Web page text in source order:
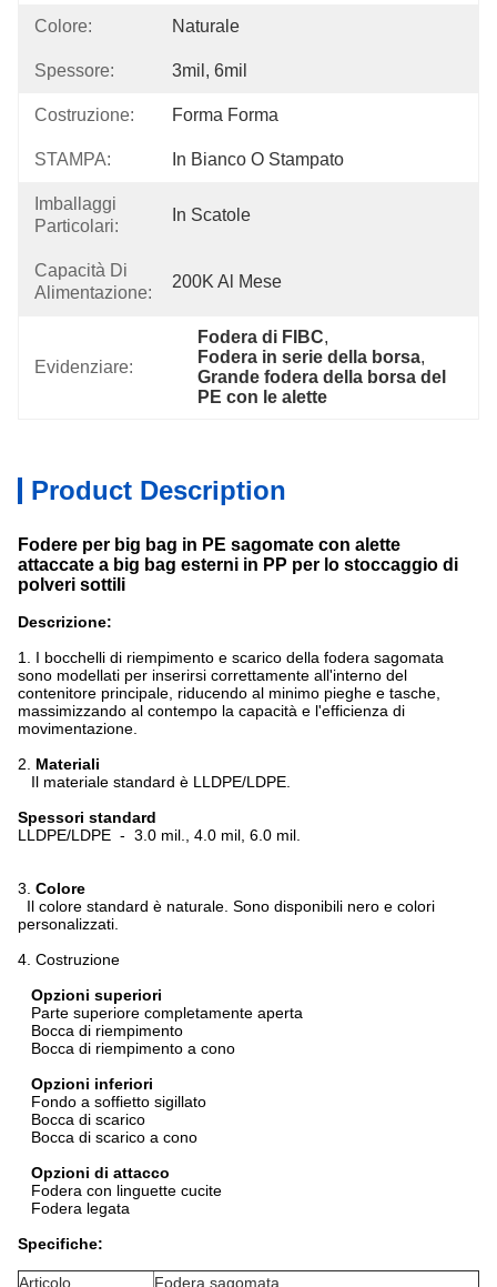
Colore: Naturale
Spessore: 3mil, 6mil
Costruzione: Forma Forma
STAMPA: In Bianco O Stampato
Imballaggi
Particolari:
In Scatole
Capacità Di
Alimentazione:
200K Al Mese
Evidenziare:
Fodera di FIBC,
Fodera in serie della borsa,
Grande fodera della borsa del
PE con le alette
Product Description
Fodere per big bag in PE sagomate con alette
attaccate a big bag esterni in PP per lo stoccaggio di
polveri sottili​
Descrizione:
1. I bocchelli di riempimento e scarico della fodera sagomata
sono modellati per inserirsi correttamente all'interno del
contenitore principale, riducendo al minimo pieghe e tasche,
massimizzando al contempo la capacità e l'efficienza di
movimentazione.
2. Materiali
Il materiale standard è LLDPE/LDPE.
Spessori standard
LLDPE/LDPE - 3.0 mil., 4.0 mil, 6.0 mil.
3. Colore
Il colore standard è naturale. Sono disponibili nero e colori
personalizzati.
4. Costruzione
Opzioni superiori
Parte superiore completamente aperta
Bocca di riempimento
Bocca di riempimento a cono
Opzioni inferiori
Fondo a soffietto sigillato
Bocca di scarico
Bocca di scarico a cono
Opzioni di attacco
Fodera con linguette cucite
Fodera legata
Specifiche:
Articolo Fodera sagomata